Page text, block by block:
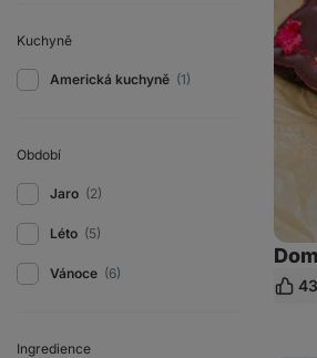
Kuchyně
Americká kuchyně (1)
Období
Jaro (2)
Léto (5)
Vánoce (6)
Ingredience
43